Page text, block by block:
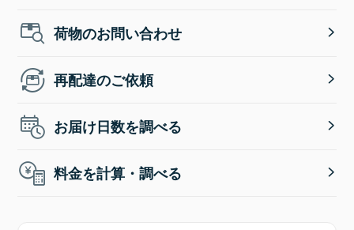
荷物のお問い合わせ
再配達のご依頼
お届け日数を調べる
料金を計算・調べる